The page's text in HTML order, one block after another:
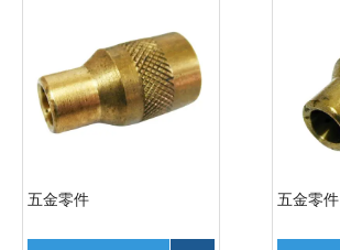
五金零件 五金零件